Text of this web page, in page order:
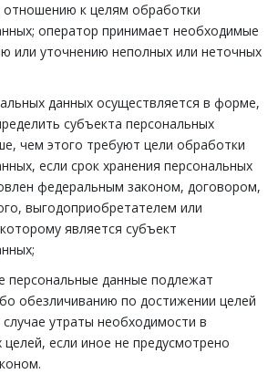
отношению к целям обработки
оператор принимает необходимые
или уточнению неполных или неточных
данных осуществляется в форме,
субъекта персональных
чем этого требуют цели обработки
если срок хранения персональных
федеральным законом, договором,
выгодоприобретателем или
является субъект
персональные данные подлежат
обезличиванию по достижении целей
утраты необходимости в
если иное не предусмотрено